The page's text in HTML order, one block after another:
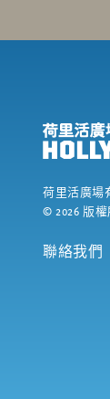
荷里活廣場
©2026 版
聯絡我們